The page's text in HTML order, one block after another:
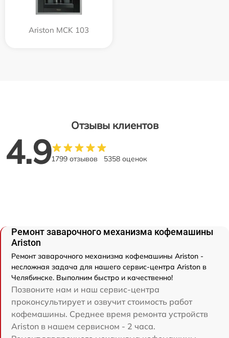
Ariston MCK 103
Отзывы клиентов
4.91799 отзывов 5358 оценок
Ремонт заварочного механизма кофемашины
Ariston
Ремонт заварочного механизма кофемашины Ariston -
несложная задача для нашего сервис-центра Ariston в
Челябинске. Выполним быстро и качественно!
Позвоните нам и наш сервис-центра
проконсультирует и озвучит стоимость работ
кофемашины. Среднее время ремонта устройств
Ariston в нашем сервисном - 2 часа.